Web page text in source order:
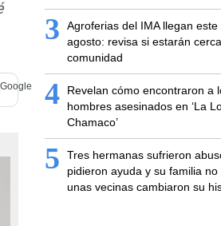
3
Agroferias del IMA llegan
agosto: revisa si estarán
comunidad
4
Revelan cómo encontraron a
hombres asesinados en ‘La
Chamaco’
5
Tres hermanas sufrieron
pidieron ayuda y su familia no
unas vecinas cambiaron su